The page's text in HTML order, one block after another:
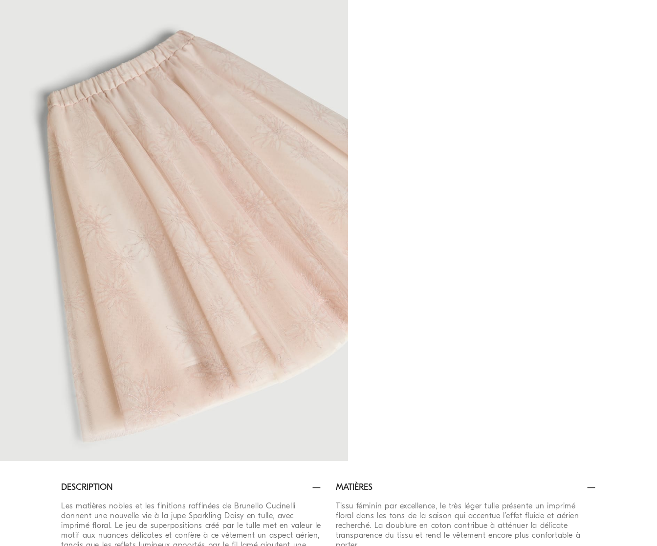
DESCRIPTION
Les matières nobles et les finitions raffinées de Brunello Cucinelli
donnent une nouvelle vie à la jupe Sparkling Daisy en tulle, avec
imprimé floral. Le jeu de superpositions créé par le tulle met en valeur le
motif aux nuances délicates et confère à ce vêtement un aspect aérien,
MATIÈRES
Tissu féminin par excellence, le très léger tulle présente un imprimé
floral dans les tons de la saison qui accentue l’effet fluide et aérien
recherché. La doublure en coton contribue à atténuer la délicate
transparence du tissu et rend le vêtement encore plus confortable à